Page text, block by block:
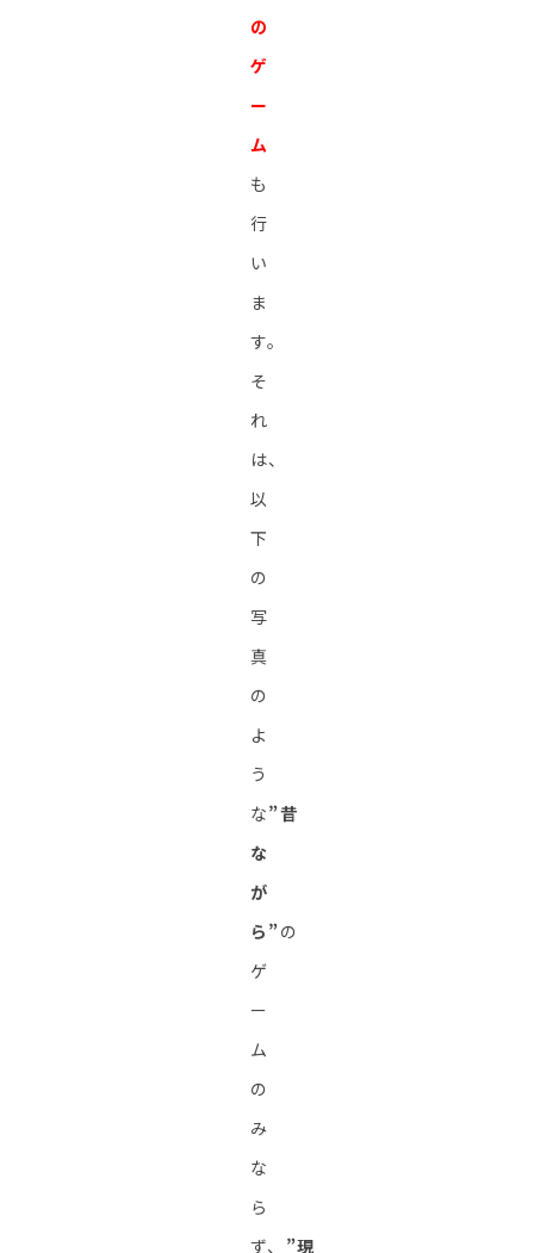
の
ゲ
ー
ム
も
行
い
ま
す。
そ
れ
は、
以
下
の
写
真
の
よ
う
な”昔
な
が
ら”の
ゲ
ー
ム
の
み
な
ら
ず、 ”現